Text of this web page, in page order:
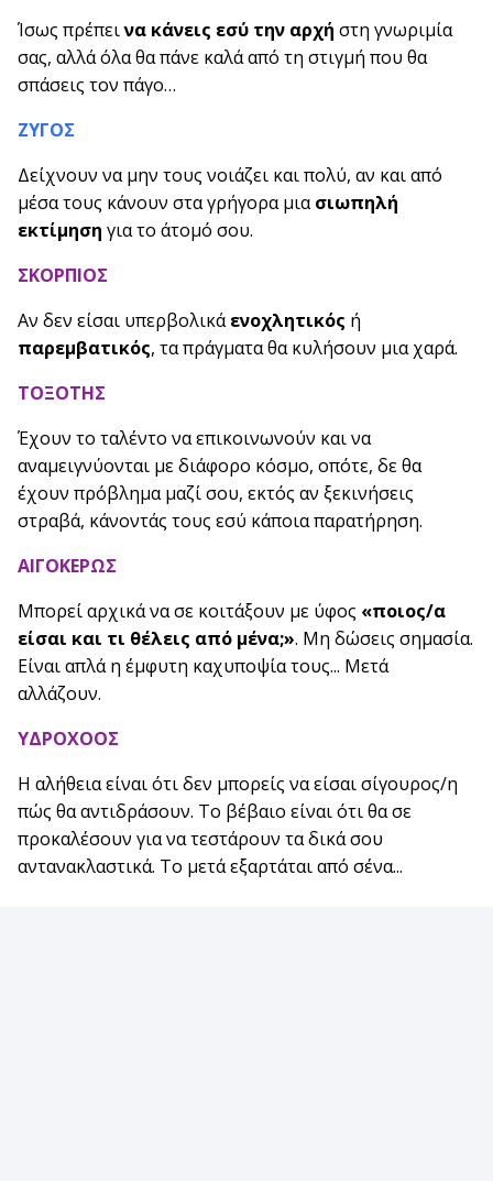
Ίσως πρέπεινα κάνεις εσύ την αρχή στη γνωριμία
σας, αλλά όλα θα πάνε καλά από τη στιγμή που θα
σπάσεις τον πάγο…
ΖΥΓΟΣ
Δείχνουν να μην τους νοιάζει και πολύ, αν και από
μέσα τους κάνουν στα γρήγορα μιασιωπηλή
εκτίμηση για το άτομό σου.
ΣΚΟΡΠΙΟΣ
Αν δεν είσαι υπερβολικάενοχλητικός ή
παρεμβατικός, τα πράγματα θα κυλήσουν μια χαρά.
ΤΟΞΟΤΗΣ
Έχουν το ταλέντο να επικοινωνούν και να
αναμειγνύονται με διάφορο κόσμο, οπότε, δε θα
έχουν πρόβλημα μαζί σου, εκτός αν ξεκινήσεις
στραβά, κάνοντάς τους εσύ κάποια παρατήρηση.
ΑΙΓΟΚΕΡΩΣ
Μπορεί αρχικά να σε κοιτάξουν με ύφος «ποιος/α
είσαι και τι θέλεις από μένα;». Μη δώσεις σημασία.
Είναι απλά η έμφυτη καχυποψία τους... Μετά
αλλάζουν.
ΥΔΡΟΧΟΟΣ
Η αλήθεια είναι ότι δεν μπορείς να είσαι σίγουρος/η
πώς θα αντιδράσουν. Το βέβαιο είναι ότι θα σε
προκαλέσουν για να τεστάρουν τα δικά σου
αντανακλαστικά. Το μετά εξαρτάται από σένα...